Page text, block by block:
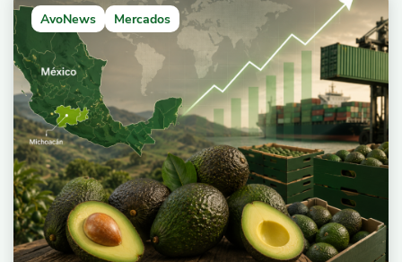
AvoNews Mercados